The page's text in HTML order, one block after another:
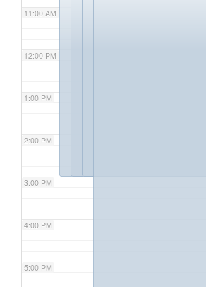
11:00 AM
12:00 PM
1:00 PM
2:00 PM
3:00 PM
4:00 PM
5:00 PM